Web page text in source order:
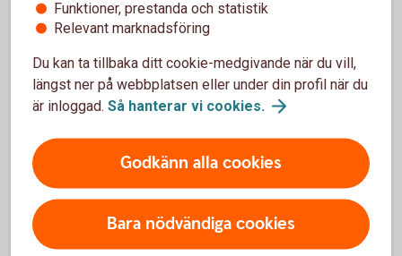
621914182
Fordonsförsäkringar
Funktioner, prestanda och statistik
Relevant marknadsföring
Du kan ta tillbaka ditt cookie-medgivande när du vill,
längst ner på webbplatsen eller under din profil när du
är inloggad. Så hanterar vi cookies.
Godkänn alla cookies
Bara nödvändiga cookies